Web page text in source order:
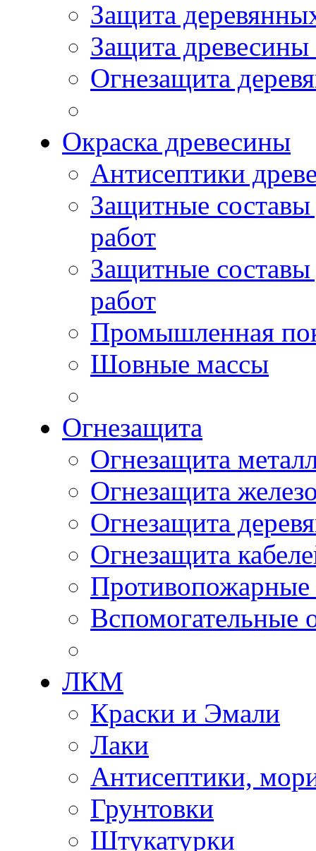
Защита
Защита
Огнезащита
Окраска древесины
Антисептики
Защитные
работ
Защитные
работ
Промышленная
Шовные массы
Огнезащита
Огнезащита
Огнезащита
Огнезащита
Огнезащита
Вспомогательные
ЛКМ
Краски и Эмали
Лаки
Антисептики,
Грунтовки
Штукатурки